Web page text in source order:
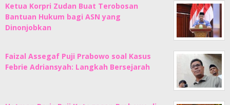
Ketua Korpri Zudan Buat Terobosan
Bantuan Hukum bagi ASN yang
Dinonjobkan
Faizal Assegaf Puji Prabowo soal Kasus
Febrie Adriansyah: Langkah Bersejarah